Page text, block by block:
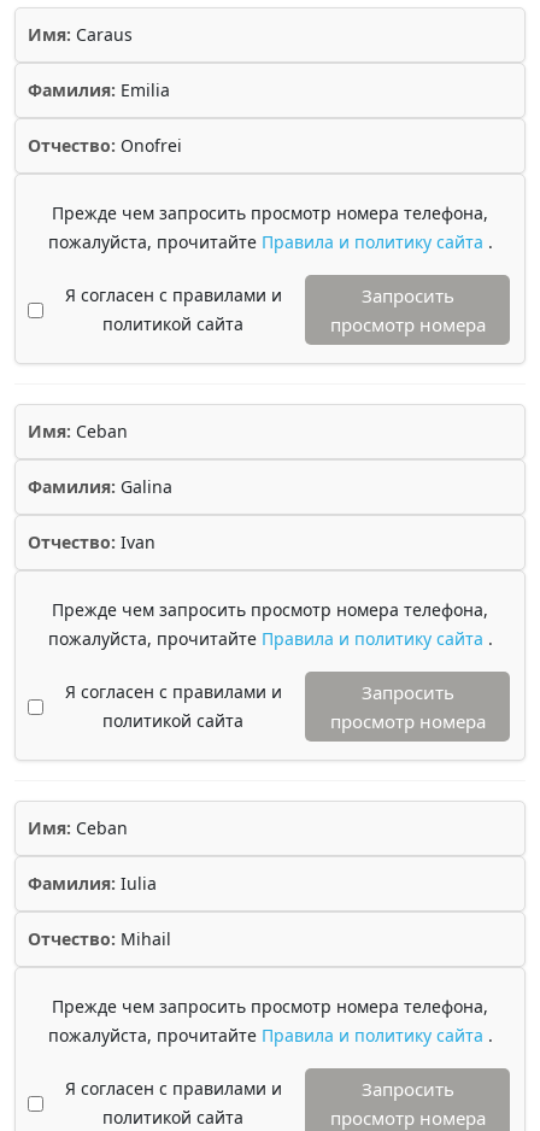
Имя: Caraus
Фамилия: Emilia
Отчество: Onofrei
Прежде чем запросить просмотр номера телефона,
пожалуйста, прочитайте Правила и политику сайта .
Я согласен с правилами и
политикой сайта
Запросить
просмотр номера
Имя: Ceban
Фамилия: Galina
Отчество: Ivan
Прежде чем запросить просмотр номера телефона,
пожалуйста, прочитайте Правила и политику сайта .
Я согласен с правилами и
политикой сайта
Запросить
просмотр номера
Имя: Ceban
Фамилия: Iulia
Отчество: Mihail
Прежде чем запросить просмотр номера телефона,
пожалуйста, прочитайте Правила и политику сайта .
Я согласен с правилами и
политикой сайта
Запросить
просмотр номера